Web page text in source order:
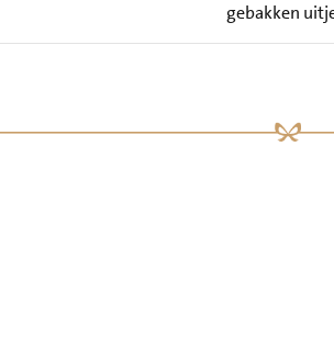
gebakken